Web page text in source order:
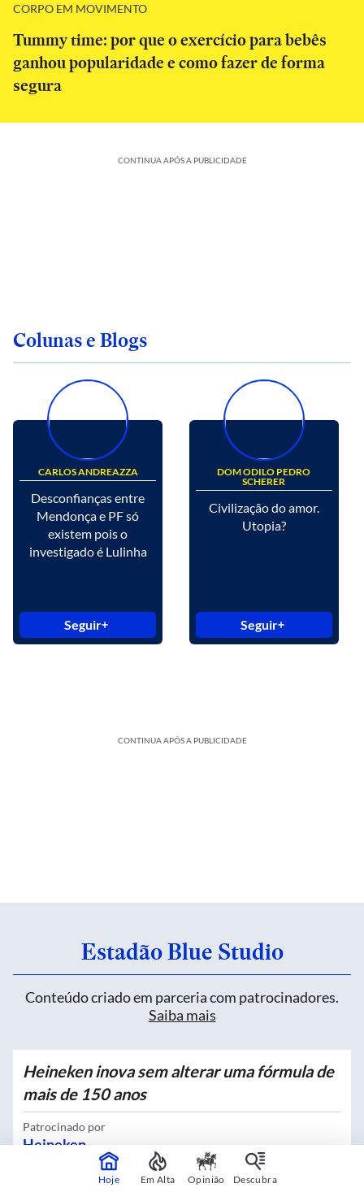
CORPO EM MOVIMENTO
Tummy time: por que o exercício para bebês
ganhou popularidade e como fazer de forma
segura
CONTINUA APÓS A PUBLICIDADE
Colunas e Blogs
CARLOS ANDREAZZA
Desconfianças entre
Mendonça e PF só
existem pois o
investigado é Lulinha
Seguir
DOM ODILO PEDRO
SCHERER
Civilização do amor.
Utopia?
Seguir
CONTINUA APÓS A PUBLICIDADE
Estadão Blue Studio
Conteúdo criado em parceria com patrocinadores.
Saiba mais
Heineken inova sem alterar uma fórmula de
mais de 150 anos
Patrocinado por
Heineken
Hoje Em Alta Opinião Descubra